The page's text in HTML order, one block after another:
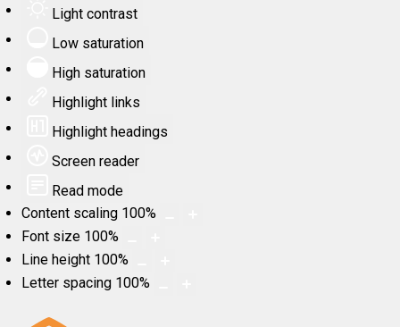
Light contrast
Low saturation
High saturation
Highlight links
Highlight headings
Screen reader
Read mode
Content scaling 100%
Font size 100%
Line height 100%
Letter spacing 100%